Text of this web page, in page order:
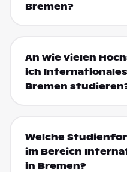
Bremen?
An wie vielen
ich
Bremen
Welche
im Bereich
in Bremen?